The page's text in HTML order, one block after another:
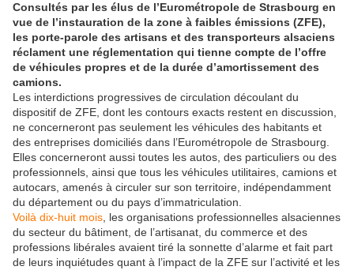
Consultés par les élus de l’Eurométropole de Strasbourg en
vue de l’instauration de la zone à faibles émissions (ZFE),
les porte-parole des artisans et des transporteurs alsaciens
réclament une réglementation qui tienne compte de l’offre
de véhicules propres et de la durée d’amortissement des
camions.
Les interdictions progressives de circulation découlant du
dispositif de ZFE, dont les contours exacts restent en discussion,
ne concerneront pas seulement les véhicules des habitants et
des entreprises domiciliés dans l’Eurométropole de Strasbourg.
Elles concerneront aussi toutes les autos, des particuliers ou des
professionnels, ainsi que tous les véhicules utilitaires, camions et
autocars, amenés à circuler sur son territoire, indépendamment
du département ou du pays d’immatriculation.
Voilà dix-huit mois , les organisations professionnelles alsaciennes
du secteur du bâtiment, de l’artisanat, du commerce et des
professions libérales avaient tiré la sonnette d’alarme et fait part
de leurs inquiétudes quant à l’impact de la ZFE sur l’activité et les